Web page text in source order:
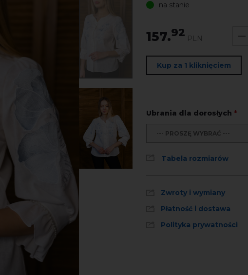
na stanie
157.92 PLN
Kup za 1 kliknięciem
Ubrania dla dorosłych *
--- PROSZĘ WYBRAĆ ---
Tabela rozmiarów
Zwroty i wymiany
Płatność i dostawa
Polityka prywatności